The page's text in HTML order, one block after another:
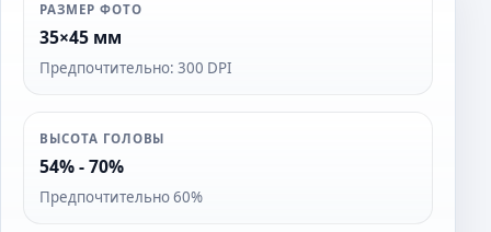
РАЗМЕР ФОТО
35×45 мм
Предпочтительно: 300 DPI
ВЫСОТА ГОЛОВЫ
54% - 70%
Предпочтительно 60%